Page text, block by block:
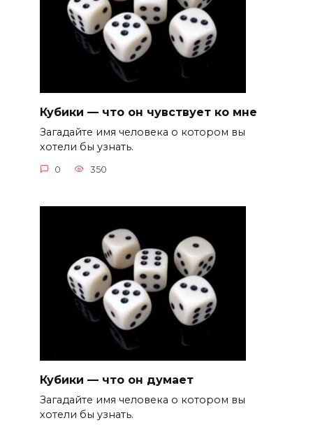
Кубики — что он чувствует ко мне
Загадайте имя человека о котором вы
хотели бы узнать.
0 350
Кубики — что он думает
Загадайте имя человека о котором вы
хотели бы узнать.